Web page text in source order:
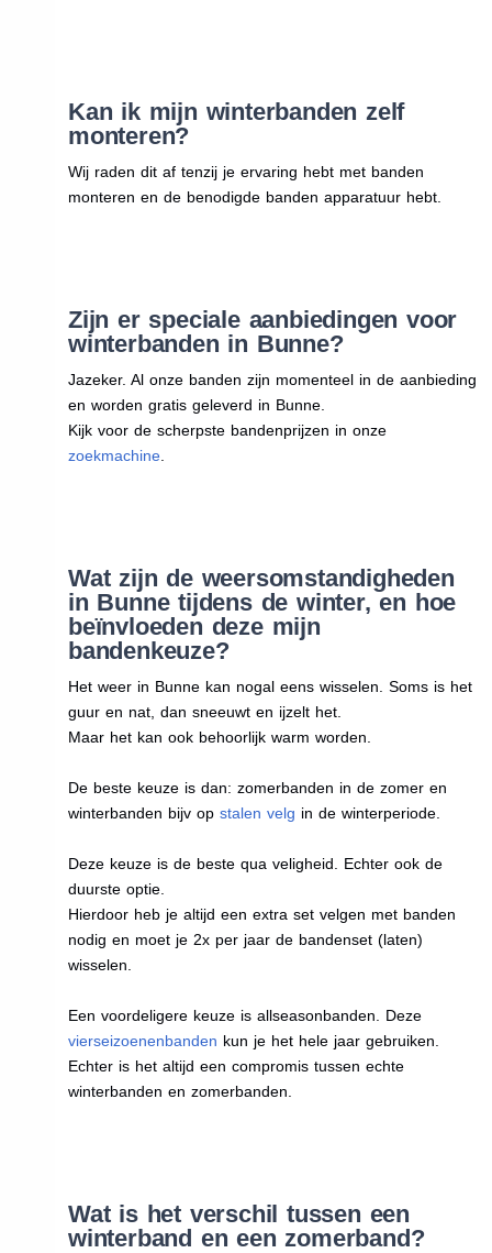
Kan ik mijn winterbanden zelf
monteren?
Wij raden dit af tenzij je ervaring hebt met banden
monteren en de benodigde banden apparatuur hebt.
Zijn er speciale aanbiedingen voor
winterbanden in Bunne?
Jazeker. Al onze banden zijn momenteel in de aanbieding
en worden gratis geleverd in Bunne.
Kijk voor de scherpste bandenprijzen in onze
zoekmachine.
Wat zijn de weersomstandigheden
in Bunne tijdens de winter, en hoe
beïnvloeden deze mijn
bandenkeuze?
Het weer in Bunne kan nogal eens wisselen. Soms is het
guur en nat, dan sneeuwt en ijzelt het.
Maar het kan ook behoorlijk warm worden.
De beste keuze is dan: zomerbanden in de zomer en
winterbanden bijv op stalen velg in de winterperiode.
Deze keuze is de beste qua veligheid. Echter ook de
duurste optie.
Hierdoor heb je altijd een extra set velgen met banden
nodig en moet je 2x per jaar de bandenset (laten)
wisselen.
Een voordeligere keuze is allseasonbanden. Deze
vierseizoenenbanden kun je het hele jaar gebruiken.
Echter is het altijd een compromis tussen echte
winterbanden en zomerbanden.
Wat is het verschil tussen een
winterband en een zomerband?